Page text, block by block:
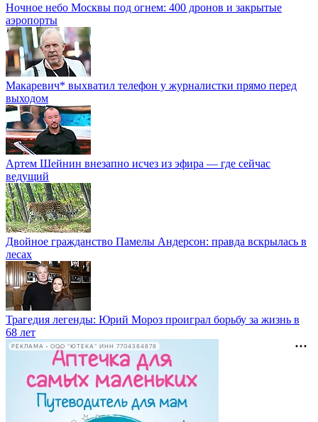
Ночное небо Москвы под огнем: 400 дронов и закрытые
аэропорты
Макаревич* выхватил телефон у журналистки прямо перед
выходом
Артем Шейнин внезапно исчез из эфира — где сейчас
ведущий
Двойное гражданство Памелы Андерсон: правда вскрылась в
лесах
Трагедия легенды: Юрий Мороз проиграл борьбу за жизнь в
68 лет
РЕКЛАМА • ООО "ЮТЕКА" ИНН 7704384878